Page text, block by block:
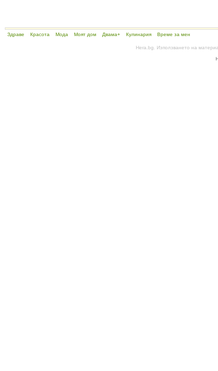
Здраве Красота Мода Моят дом Двама+ Кулинария Време за мен
Hera.bg. Използването на